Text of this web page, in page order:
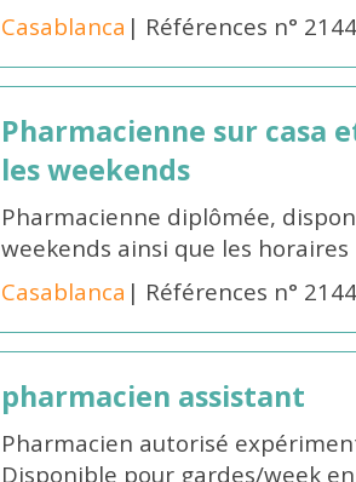
Casablanca | Références n°
Pharmacienne sur casa
les weekends
Pharmacienne diplômée,
weekends ainsi que les
Casablanca | Références n°
pharmacien assistant
Pharmacien autorisé
Disponible pour gardes/week